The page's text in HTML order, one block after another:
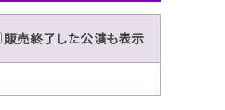
販売終了した公演も表示